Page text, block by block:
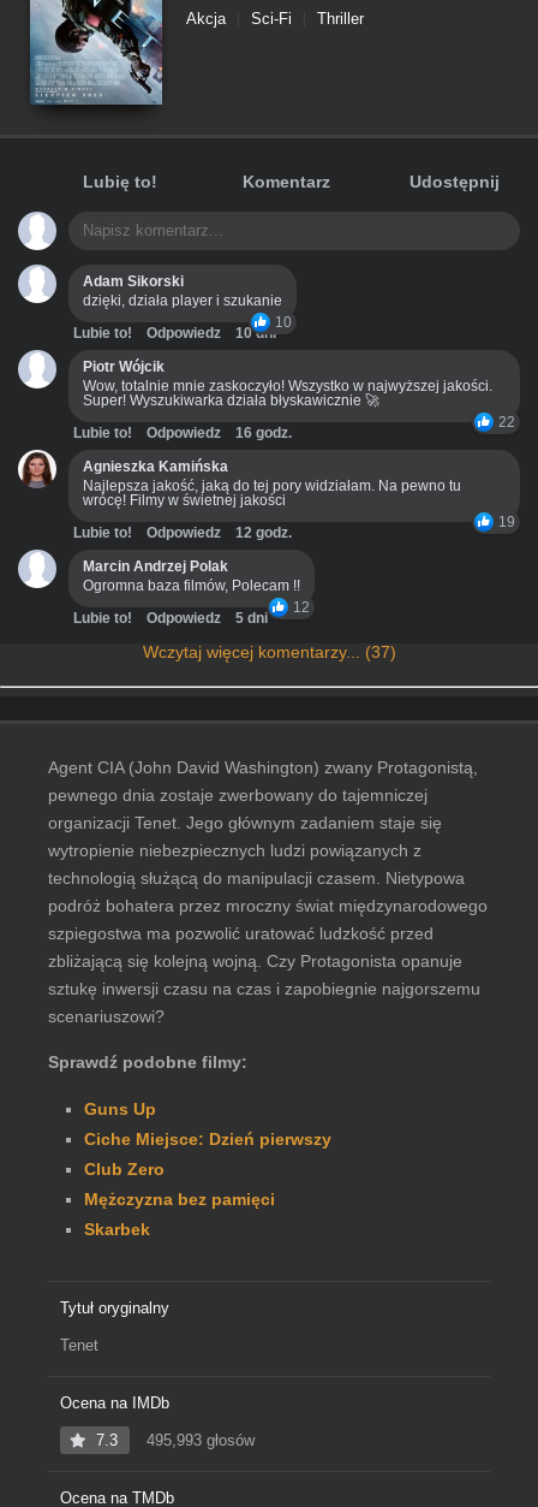
Akcja
Sci-Fi Thriller
Lubię to! Komentarz Udostępnij
Adam Sikorski
dzięki, działa player i szukanie
10
Lubie to! Odpowiedz
10 dni
Piotr Wójcik
Wow, totalnie mnie zaskoczyło! Wszystko w najwyższej jakości.
Super! Wyszukiwarka działa błyskawicznie 🚀
22
Lubie to! Odpowiedz
16 godz.
Agnieszka Kamińska
Najlepsza jakość, jaką do tej pory widziałam. Na pewno tu
wrócę! Filmy w świetnej jakości
19
Lubie to! Odpowiedz
12 godz.
Marcin Andrzej Polak
Ogromna baza filmów, Polecam !!
12
Lubie to! Odpowiedz 5 dni
Wczytaj więcej komentarzy... (37)
Agent CIA (John David Washington) zwany Protagonistą,
pewnego dnia zostaje zwerbowany do tajemniczej
organizacji Tenet. Jego głównym zadaniem staje się
wytropienie niebezpiecznych ludzi powiązanych z
technologią służącą do manipulacji czasem. Nietypowa
podróż bohatera przez mroczny świat międzynarodowego
szpiegostwa ma pozwolić uratować ludzkość przed
zbliżającą się kolejną wojną. Czy Protagonista opanuje
sztukę inwersji czasu na czas i zapobiegnie najgorszemu
scenariuszowi?
Sprawdź podobne filmy:
Guns Up
Ciche Miejsce: Dzień pierwszy
Club Zero
Mężczyzna bez pamięci
Skarbek
Tytuł oryginalny
Tenet
Ocena na IMDb
7.3 495,993 głosów
Ocena na TMDb